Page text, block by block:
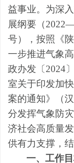
益事业。为深
展纲要（
号）
，按照《
一步推进气象
政办发〔 2024
室关于印发加
案的通知》（
分发挥气象防
济社会高质量
供有力支撑，
一、工作